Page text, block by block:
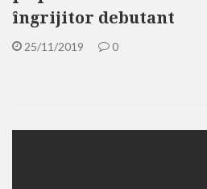
îngrijitor debutant
25/11/2019 0